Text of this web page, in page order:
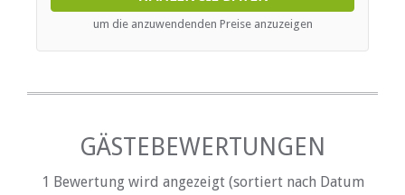
fire pit for sociable evenings shared with friends and
um die anzuwendenden Preise anzuzeigen
GÄSTEBEWERTUNGEN
1 Bewertung wird angezeigt (sortiert nach Datum